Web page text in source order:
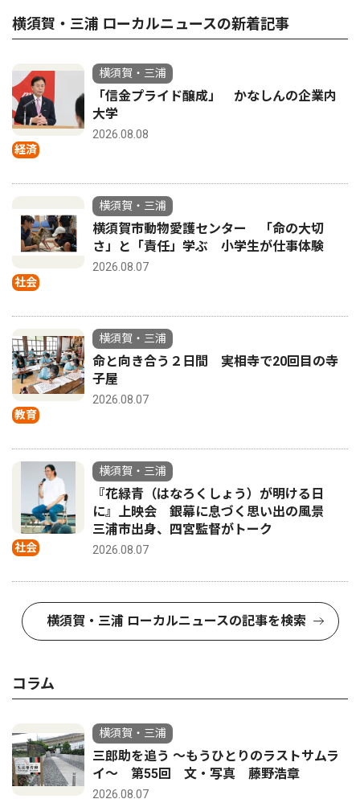
横須賀・三浦 ローカルニュースの新着記事
経済
横須賀・三浦
「信金プライド醸成」 かなしんの企業内
大学
2026.08.08
社会
横須賀・三浦
横須賀市動物愛護センター 「命の大切
さ」と「責任」学ぶ 小学生が仕事体験
2026.08.07
教育
横須賀・三浦
命と向き合う２日間 実相寺で20回目の寺
子屋
2026.08.07
社会
横須賀・三浦
『花緑青（はなろくしょう）が明ける日
に』上映会 銀幕に息づく思い出の風景
三浦市出身、四宮監督がトーク
2026.08.07
横須賀・三浦 ローカルニュースの記事を検索
コラム
横須賀・三浦
三郎助を追う 〜もうひとりのラストサムラ
イ〜 第55回 文・写真 藤野浩章
2026.08.07